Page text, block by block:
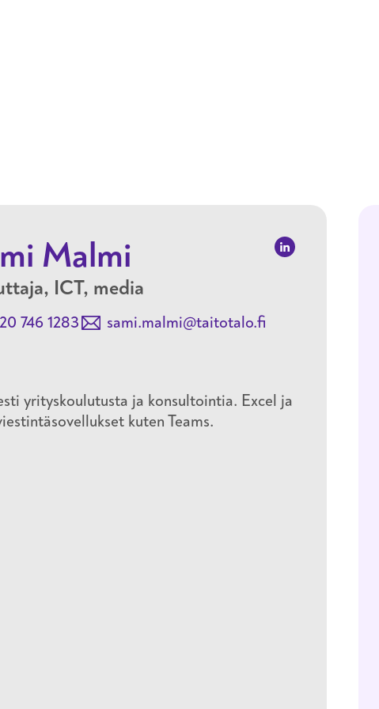
Malmi
ICT, media
746 1283 sami.malmi@taitotalo.fi
yrityskoulutusta ja konsultointia. Excel ja
kuten Teams.